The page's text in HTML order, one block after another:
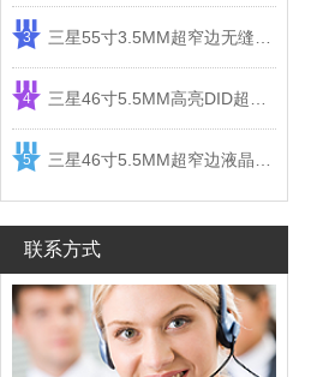
3
4
5
联系方式